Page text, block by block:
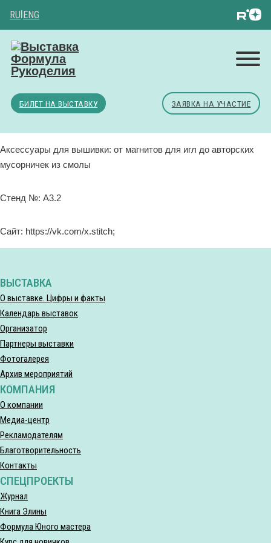
RU|ENG
БИЛЕТ НА ВЫСТАВКУ ЗАЯВКА НА УЧАСТИЕ
Аксессуары для вышивки: от магнитов для игл до авторских
мусорничек из смолы
Стенд №: А3.2
Сайт: https://vk.com/x.stitch;
ВЫСТАВКА
О выставке. Цифры и факты
Календарь выставок
Организатор
Партнеры выставки
Фотогалерея
Архив мероприятий
КОМПАНИЯ
О компании
Медиа-центр
Рекламодателям
Благотворительность
Контакты
СПЕЦПРОЕКТЫ
Журнал
Книга Элины
Формула Юного мастера